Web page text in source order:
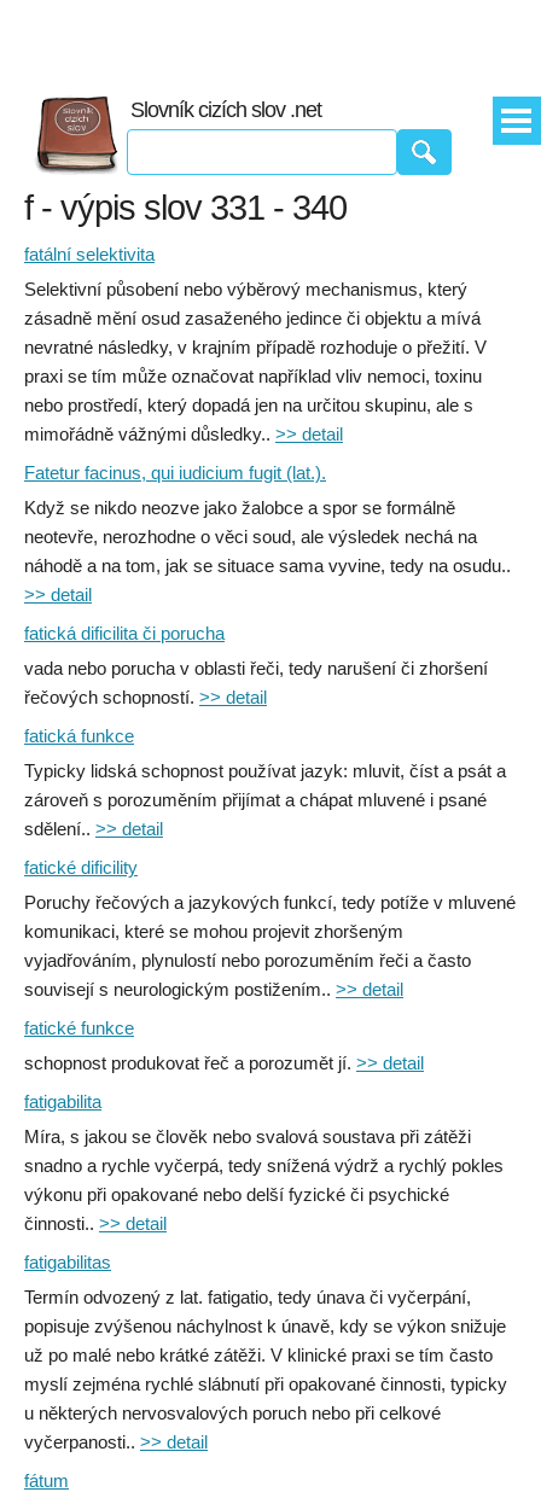
Slovník cizích slov .net
f - výpis slov 331 - 340
fatální selektivita
Selektivní působení nebo výběrový mechanismus, který
zásadně mění osud zasaženého jedince či objektu a mívá
nevratné následky, v krajním případě rozhoduje o přežití. V
praxi se tím může označovat například vliv nemoci, toxinu
nebo prostředí, který dopadá jen na určitou skupinu, ale s
mimořádně vážnými důsledky.. >> detail
Fatetur facinus, qui iudicium fugit (lat.).
Když se nikdo neozve jako žalobce a spor se formálně
neotevře, nerozhodne o věci soud, ale výsledek nechá na
náhodě a na tom, jak se situace sama vyvine, tedy na osudu..
>> detail
fatická dificilita či porucha
vada nebo porucha v oblasti řeči, tedy narušení či zhoršení
řečových schopností. >> detail
fatická funkce
Typicky lidská schopnost používat jazyk: mluvit, číst a psát a
zároveň s porozuměním přijímat a chápat mluvené i psané
sdělení.. >> detail
fatické dificility
Poruchy řečových a jazykových funkcí, tedy potíže v mluvené
komunikaci, které se mohou projevit zhoršeným
vyjadřováním, plynulostí nebo porozuměním řeči a často
souvisejí s neurologickým postižením.. >> detail
fatické funkce
schopnost produkovat řeč a porozumět jí. >> detail
fatigabilita
Míra, s jakou se člověk nebo svalová soustava při zátěži
snadno a rychle vyčerpá, tedy snížená výdrž a rychlý pokles
výkonu při opakované nebo delší fyzické či psychické
činnosti.. >> detail
fatigabilitas
Termín odvozený z lat. fatigatio, tedy únava či vyčerpání,
popisuje zvýšenou náchylnost k únavě, kdy se výkon snižuje
už po malé nebo krátké zátěži. V klinické praxi se tím často
myslí zejména rychlé slábnutí při opakované činnosti, typicky
u některých nervosvalových poruch nebo při celkové
vyčerpanosti.. >> detail
fátum